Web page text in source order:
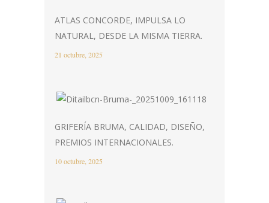
ATLAS CONCORDE, IMPULSA LO
NATURAL, DESDE LA MISMA TIERRA.
21 octubre, 2025
GRIFERÍA BRUMA, CALIDAD, DISEÑO,
PREMIOS INTERNACIONALES.
10 octubre, 2025